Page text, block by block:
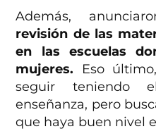
Además,
revisión de las
en las escuelas
mujeres. Eso
seguir teniendo
enseñanza, pero
que haya buen nivel